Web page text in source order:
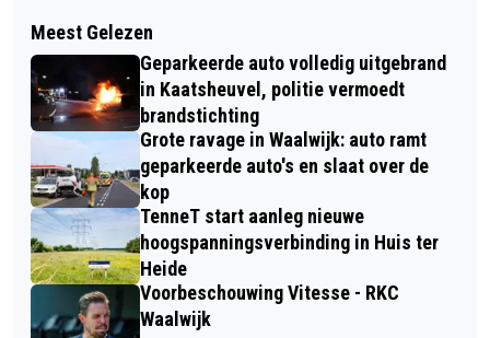
LOTGENOTENBIJEENKOMST VOOR
PATIËNTEN MET LYMFKLIERKANKER
EN HUN NAASTEN
AUTOMOBILIST SLAAT OP DE VLUCHT
NA AANRIJDING MET FIETSSTER EN
SCOOTMOBIEL IN WAALWIJK
Meest Gelezen
Geparkeerde auto volledig uitgebrand
in Kaatsheuvel, politie vermoedt
brandstichting
Grote ravage in Waalwijk: auto ramt
geparkeerde auto's en slaat over de
kop
TenneT start aanleg nieuwe
hoogspanningsverbinding in Huis ter
Heide
Voorbeschouwing Vitesse - RKC
Waalwijk